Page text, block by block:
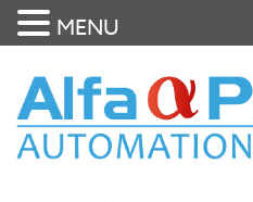
MENU